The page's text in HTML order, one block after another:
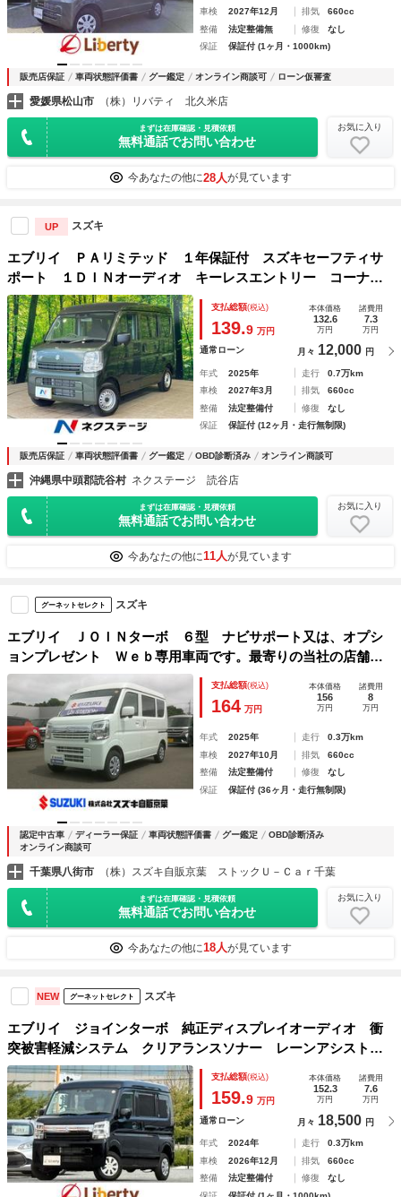
車検
2027年12月 排気
660cc
整備
法定整備無 修復
なし
保証
保証付 (1ヶ月・1000km)
販売店保証 車両状態評価書 グー鑑定 オンライン商談可 ローン仮審査
愛媛県松山市 （株）リバティ 北久米店
まずは在庫確認・見積依頼
無料通話でお問い合わせ
お気に入り
今あなたの他に28人が見ています
UP スズキ
エブリイ ＰＡリミテッド １年保証付 スズキセーフティサ
ポート １ＤＩＮオーディオ キーレスエントリー コーナー
センサー アイドリングストップ 純正１２インチスチールホ
イール ＵＳＢソケット レーンディパーチャーアラート
支払総額(税込)
139.9 万円
本体価格
132.6
万円
諸費用
7.3
万円
通常ローン 月々 12,000 円
年式 2025年 走行
0.7万km
車検
2027年3月 排気
660cc
整備
法定整備付 修復
なし
保証
保証付 (12ヶ月・走行無制限)
販売店保証 車両状態評価書 グー鑑定 OBD診断済み オンライン商談可
沖縄県中頭郡読谷村 ネクステージ 読谷店
まずは在庫確認・見積依頼
無料通話でお問い合わせ
お気に入り
今あなたの他に11人が見ています
グーネットセレクト スズキ
エブリイ ＪＯＩＮターボ ６型 ナビサポート又は、オプシ
ョンプレゼント Ｗｅｂ専用車両です。最寄りの当社の店舗へ
回送が出来ます。輸送費用のご負担は発生しません。当社試乗
車使用 禁煙車 スマートキー プッシュスタート 衝突被害
軽減システム 盗難防止システム
支払総額(税込)
164 万円
本体価格
156
万円
諸費用
8
万円
年式 2025年 走行
0.3万km
車検
2027年10月 排気
660cc
整備
法定整備付 修復
なし
保証
保証付 (36ヶ月・走行無制限)
認定中古車 ディーラー保証 車両状態評価書 グー鑑定
OBD診断済み
オンライン商談可
千葉県八街市 （株）スズキ自販京葉 ストックＵ－Ｃａｒ千葉
まずは在庫確認・見積依頼
無料通話でお問い合わせ
お気に入り
今あなたの他に18人が見ています
NEW グーネットセレクト スズキ
エブリイ ジョインターボ 純正ディスプレイオーディオ 衝
突被害軽減システム クリアランスソナー レーンアシスト
バックカメラ 両側スライドドア スマートキー アイドリン
グストップ 電動格納ミラー シートヒーター オートライト
支払総額(税込)
159.9 万円
本体価格
152.3
万円
諸費用
7.6
万円
通常ローン 月々 18,500 円
年式 2024年 走行
0.3万km
車検
2026年12月 排気
660cc
整備
法定整備付 修復
なし